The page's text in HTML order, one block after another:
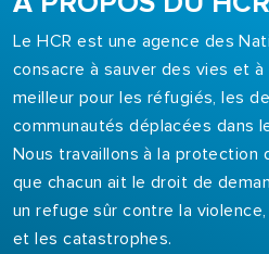
Le HCR est une agence des
consacre à sauver des vies et
meilleur pour les réfugiés, les
communautés déplacées dans
Nous travaillons à la protection
que chacun ait le droit de
un refuge sûr contre la
et les catastrophes.